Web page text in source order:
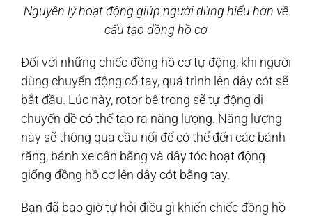
Nguyên lý hoạt động giúp người dùng hiểu hơn về
cấu tạo đồng hồ cơ
Đối với những chiếc đồng hồ cơ tự động, khi người
dùng chuyển động cổ tay, quá trình lên dây cót sẽ
bắt đầu. Lúc này, rotor bê trong sẽ tự động di
chuyển đề có thể tạo ra năng lượng. Năng lượng
này sẽ thông qua cầu nối để có thể đến các bánh
răng, bánh xe cân bằng và dây tóc hoạt động
giống đồng hồ cơ lên dây cót bằng tay.
Bạn đã bao giờ tự hỏi điều gì khiến chiếc đồng hồ